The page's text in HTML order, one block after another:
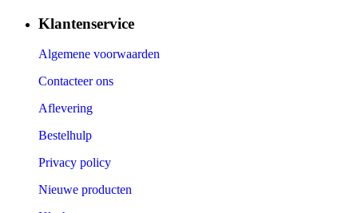
Klantenservice
Algemene voorwaarden
Contacteer ons
Aflevering
Bestelhulp
Privacy policy
Nieuwe producten